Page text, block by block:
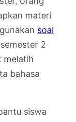
materi
soal
semester 2
melatih
bahasa
siswa